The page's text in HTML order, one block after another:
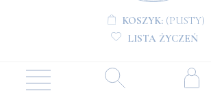
KOSZYK: (PUSTY)
LISTA ŻYCZEŃ